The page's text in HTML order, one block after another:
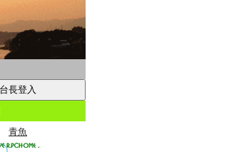
青魚